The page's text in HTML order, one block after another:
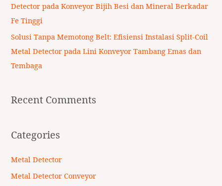
Detector pada Konveyor Bijih Besi dan Mineral Berkadar
Fe Tinggi
Solusi Tanpa Memotong Belt: Efisiensi Instalasi Split-Coil
Metal Detector pada Lini Konveyor Tambang Emas dan
Tembaga
Recent Comments
Categories
Metal Detector
Metal Detector Conveyor